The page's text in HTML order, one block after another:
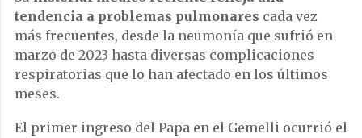
tendencia a problemas pulmonares cada vez
más frecuentes, desde la neumonía que sufrió en
marzo de 2023 hasta diversas complicaciones
respiratorias que lo han afectado en los últimos
meses.
El primer ingreso del Papa en el Gemelli ocurrió el